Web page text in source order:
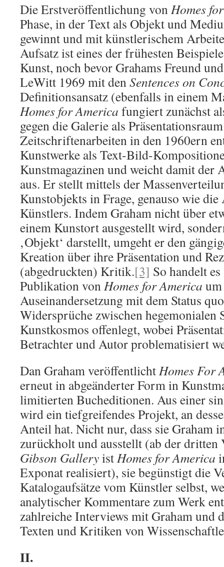
Die Erstveröffentlichung vonHomes
Phase, in der Text als Objekt und
gewinnt und mit künstlerischem
Aufsatz ist eines der frühesten
Kunst, noch bevor Grahams Freund
LeWitt 1969 mit denSentences on
Definitionsansatz (ebenfalls in einem
Homes for America fungiert zunächst
gegen die Galerie als
Zeitschriftenarbeiten in den 1960ern
Kunstwerke als Text-Bild-
Kunstmagazinen und weicht damit der
aus. Er stellt mittels der
Kunstobjekts in Frage, genauso wie
Künstlers. Indem Graham nicht über
einem Kunstort ausgestellt wird,
‚Objekt‘ darstellt, umgeht er den
Kreation über ihre Präsentation und
(abgedruckten) Kritik.[3] So handelt
Publikation vonHomes for America
Auseinandersetzung mit dem Status
Widersprüche zwischen hegemonialen
Kunstkosmos offenlegt, wobei
Betrachter und Autor problematisiert
Dan Graham veröffentlichtHomes For
erneut in abgeänderter Form in
limitierten Bucheditionen. Aus einer
wird ein tiefgreifendes Projekt, an
Anteil hat. Nicht nur, dass sie Graham
zurückholt und ausstellt (ab der
Gibson GalleryistHomes for America
Exponat realisiert), sie begünstigt die
Katalogaufsätze vom Künstler selbst,
analytischer Kommentare zum Werk
zahlreiche Interviews mit Graham und
Texten und Kritiken von
II.